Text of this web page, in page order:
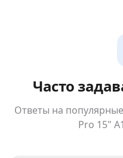
Часто
Ответы на
Pro 15"